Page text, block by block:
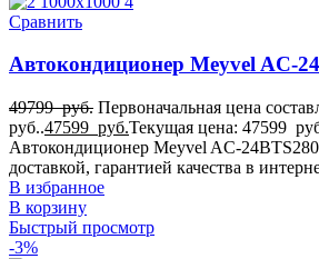
Сравнить
Автокондиционер Meyvel AC-
49799руб. Первоначальная цена
руб..47599 руб.Текущая цена: 47599
Автокондиционер Meyvel AC-
доставкой, гарантией качества в
В избранное
В корзину
Быстрый просмотр
-3%